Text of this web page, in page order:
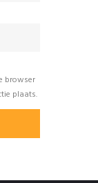
browser
plaats.